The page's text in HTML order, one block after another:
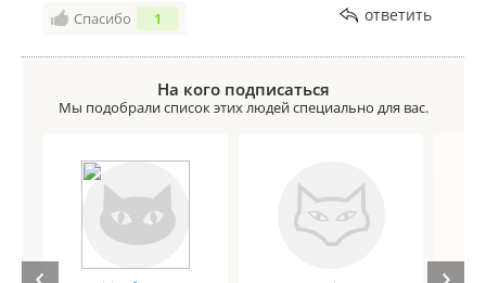
Спасибо 1 ответить
На кого подписаться
Мы подобрали список этих людей специально для вас.